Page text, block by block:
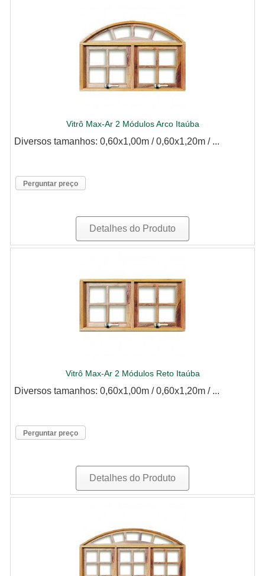
Vitrô Max-Ar 2 Módulos Arco Itaúba
Diversos tamanhos: 0,60x1,00m / 0,60x1,20m / ...
Perguntar preço
Detalhes do Produto
Vitrô Max-Ar 2 Módulos Reto Itaúba
Diversos tamanhos: 0,60x1,00m / 0,60x1,20m / ...
Perguntar preço
Detalhes do Produto